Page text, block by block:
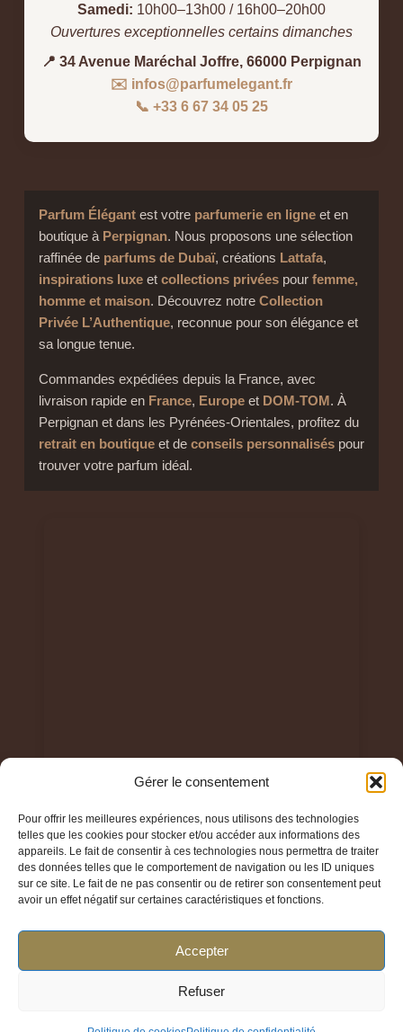
Gérer le consentement
Pour offrir les meilleures expériences, nous utilisons des technologies
telles que les cookies pour stocker et/ou accéder aux informations des
appareils. Le fait de consentir à ces technologies nous permettra de traiter
des données telles que le comportement de navigation ou les ID uniques
sur ce site. Le fait de ne pas consentir ou de retirer son consentement peut
avoir un effet négatif sur certaines caractéristiques et fonctions.
Accepter
Refuser
Samedi: 10h00–13h00 / 16h00–20h00
Ouvertures exceptionnelles certains dimanches
📍 34 Avenue Maréchal Joffre, 66000 Perpignan
✉️ infos@parfumelegant.fr
📞 +33 6 67 34 05 25
Parfum Élégantest votre parfumerie en ligneet en
boutique à Perpignan. Nous proposons une sélection
raffinée de parfums de Dubaï, créations Lattafa,
inspirations luxeet collections privéespour femme,
homme et maison. Découvrez notre Collection
Privée L’Authentique, reconnue pour son élégance et
sa longue tenue.
Commandes expédiées depuis la France, avec
livraison rapide en France, Europeet DOM-TOM. À
Perpignan et dans les Pyrénées-Orientales, profitez du
retrait en boutiqueet de conseils personnaliséspour
trouver votre parfum idéal.
© 2024 Parfum Élégant TOUS DROITS RESERVES